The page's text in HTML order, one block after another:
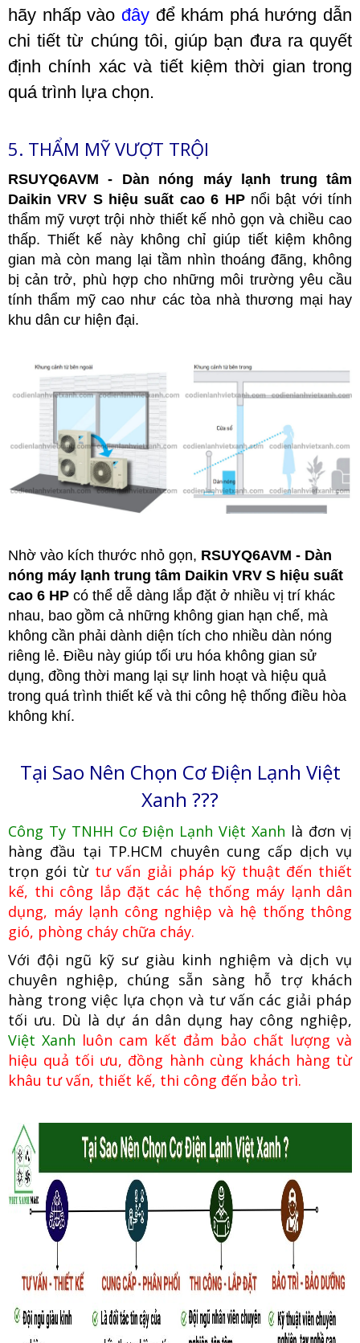
hãy nhấp vào đâyđể khám phá hướng dẫn
chi tiết từ chúng tôi, giúp bạn đưa ra quyết
định chính xác và tiết kiệm thời gian trong
quá trình lựa chọn.
5. THẨM MỸ VƯỢT TRỘI
RSUYQ6AVM - Dàn nóng máy lạnh trung tâm
Daikin VRV S hiệu suất cao 6 HP nổi bật với tính
thẩm mỹ vượt trội nhờ thiết kế nhỏ gọn và chiều cao
thấp. Thiết kế này không chỉ giúp tiết kiệm không
gian mà còn mang lại tầm nhìn thoáng đãng, không
bị cản trở, phù hợp cho những môi trường yêu cầu
tính thẩm mỹ cao như các tòa nhà thương mại hay
khu dân cư hiện đại.
Nhờ vào kích thước nhỏ gọn, RSUYQ6AVM - Dàn
nóng máy lạnh trung tâm Daikin VRV S hiệu suất
cao 6 HP có thể dễ dàng lắp đặt ở nhiều vị trí khác
nhau, bao gồm cả những không gian hạn chế, mà
không cần phải dành diện tích cho nhiều dàn nóng
riêng lẻ. Điều này giúp tối ưu hóa không gian sử
dụng, đồng thời mang lại sự linh hoạt và hiệu quả
trong quá trình thiết kế và thi công hệ thống điều hòa
không khí.
Tại Sao Nên Chọn Cơ Điện Lạnh Việt
Xanh ???
Công Ty TNHH Cơ Điện Lạnh Việt Xanh là đơn vị
hàng đầu tại TP.HCM chuyên cung cấp dịch vụ
trọn gói từ tư vấn giải pháp kỹ thuật đến thiết
kế, thi công lắp đặt các hệ thống máy lạnh dân
dụng, máy lạnh công nghiệp và hệ thống thông
gió, phòng cháy chữa cháy.
Với đội ngũ kỹ sư giàu kinh nghiệm và dịch vụ
chuyên nghiệp, chúng sẵn sàng hỗ trợ khách
hàng trong việc lựa chọn và tư vấn các giải pháp
tối ưu. Dù là dự án dân dụng hay công nghiệp,
Việt Xanh luôn cam kết đảm bảo chất lượng và
hiệu quả tối ưu, đồng hành cùng khách hàng từ
khâu tư vấn, thiết kế, thi công đến bảo trì.